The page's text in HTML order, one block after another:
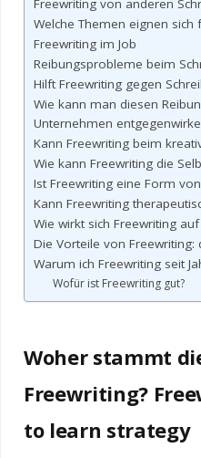
Freewriting von anderen
Welche Themen eignen sich
Freewriting im Job
Reibungsprobleme beim
Hilft Freewriting gegen
Wie kann man diesen
Unternehmen
Kann Freewriting beim
Wie kann Freewriting die
Ist Freewriting eine Form
Kann Freewriting
Wie wirkt sich Freewriting
Die Vorteile von Freewriting:
Warum ich Freewriting seit
Wofür ist Freewriting gut?
Woher stammt
Freewriting?
to learn strategy